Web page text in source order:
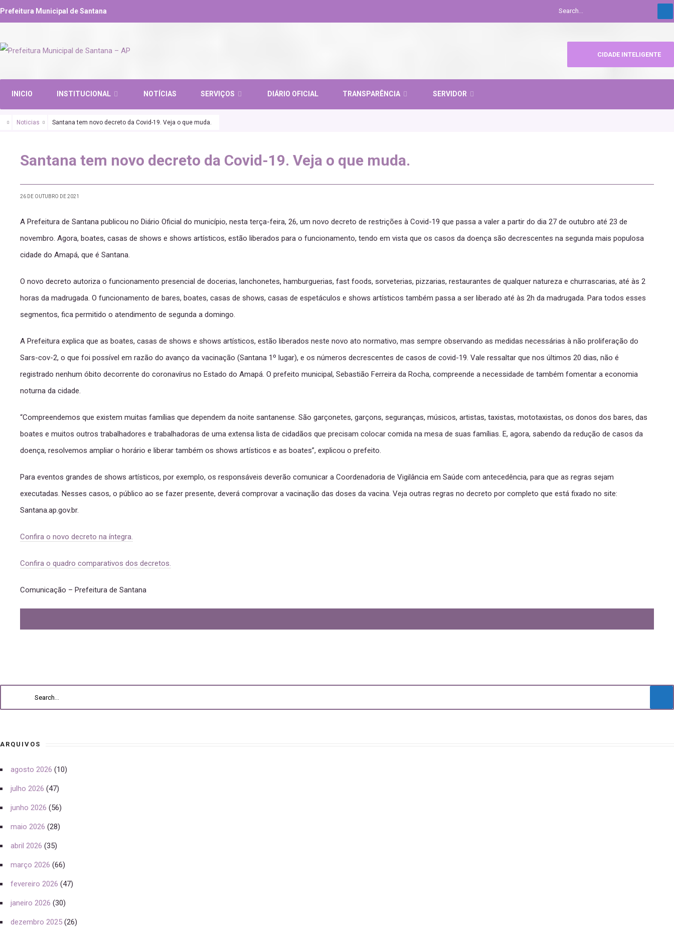
Prefeitura Municipal de Santana
INICIO INSTITUCIONAL NOTÍCIAS SERVIÇOS DIÁRIO OFICIAL TRANSPARÊNCIA SERVIDOR
CIDADE INTELIGENTE
Noticias Santana tem novo decreto da Covid-19. Veja o que muda.
Santana tem novo decreto da Covid-19. Veja o que muda.
26 DE OUTUBRO DE 2021
A Prefeitura de Santana publicou no Diário Oficial do município, nesta terça-feira, 26, um novo decreto de restrições à Covid-19 que passa a valer a partir do dia 27 de outubro até 23 de
novembro. Agora, boates, casas de shows e shows artísticos, estão liberados para o funcionamento, tendo em vista que os casos da doença são decrescentes na segunda mais populosa
cidade do Amapá, que é Santana.
O novo decreto autoriza o funcionamento presencial de docerias, lanchonetes, hamburguerias, fast foods, sorveterias, pizzarias, restaurantes de qualquer natureza e churrascarias, até às 2
horas da madrugada. O funcionamento de bares, boates, casas de shows, casas de espetáculos e shows artísticos também passa a ser liberado até às 2h da madrugada. Para todos esses
segmentos, fica permitido o atendimento de segunda a domingo.
A Prefeitura explica que as boates, casas de shows e shows artísticos, estão liberados neste novo ato normativo, mas sempre observando as medidas necessárias à não proliferação do
Sars-cov-2, o que foi possível em razão do avanço da vacinação (Santana 1º lugar), e os números decrescentes de casos de covid-19. Vale ressaltar que nos últimos 20 dias, não é
registrado nenhum óbito decorrente do coronavírus no Estado do Amapá. O prefeito municipal, Sebastião Ferreira da Rocha, compreende a necessidade de também fomentar a economia
noturna da cidade.
“Compreendemos que existem muitas famílias que dependem da noite santanense. São garçonetes, garçons, seguranças, músicos, artistas, taxistas, mototaxistas, os donos dos bares, das
boates e muitos outros trabalhadores e trabalhadoras de uma extensa lista de cidadãos que precisam colocar comida na mesa de suas famílias. E, agora, sabendo da redução de casos da
doença, resolvemos ampliar o horário e liberar também os shows artísticos e as boates”, explicou o prefeito.
Para eventos grandes de shows artísticos, por exemplo, os responsáveis deverão comunicar a Coordenadoria de Vigilância em Saúde com antecedência, para que as regras sejam
executadas. Nesses casos, o público ao se fazer presente, deverá comprovar a vacinação das doses da vacina. Veja outras regras no decreto por completo que está fixado no site:
Santana.ap.gov.br.
Confira o novo decreto na íntegra.
Confira o quadro comparativos dos decretos.
Comunicação – Prefeitura de Santana
ARQUIVOS
agosto 2026 (10)
julho 2026 (47)
junho 2026 (56)
maio 2026 (28)
abril 2026 (35)
março 2026 (66)
fevereiro 2026 (47)
janeiro 2026 (30)
dezembro 2025 (26)